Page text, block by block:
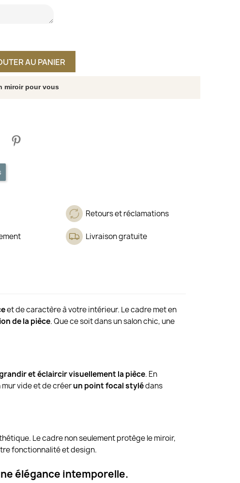
AU PANIER
miroir pour vous
Retours et réclamations
Livraison gratuite
et de caractère à votre intérieur. Le cadre met en
de la pièce. Que ce soit dans un salon chic, une
et éclaircir visuellement la pièce. En
mur vide et de créerun point focal stylédans
Le cadre non seulement protège le miroir,
fonctionnalité et design.
élégance intemporelle.